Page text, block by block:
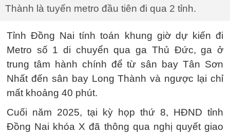
Thành là tuyến metro đầu tiên đi qua 2 tỉnh.
Tỉnh Đồng Nai tính toán khung giờ dự kiến đi
Metro số 1 di chuyển qua ga Thủ Đức, ga ở
trung tâm hành chính để từ sân bay Tân Sơn
Nhất đến sân bay Long Thành và ngược lại chỉ
mất khoảng 40 phút.
Cuối năm 2025, tại kỳ họp thứ 8, HĐND tỉnh
Đồng Nai khóa X đã thông qua nghị quyết giao